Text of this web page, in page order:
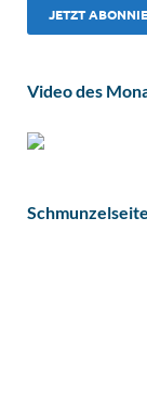
Video des